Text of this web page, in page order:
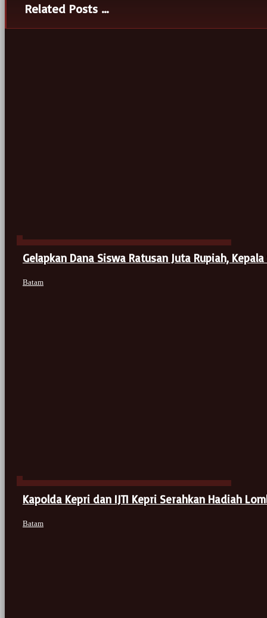
Related Posts ...
Gelapkan Dana Siswa Ratusan Juta Rupiah,
Batam
Kapolda Kepri dan IJTI Kepri Serahkan Hadiah
Batam